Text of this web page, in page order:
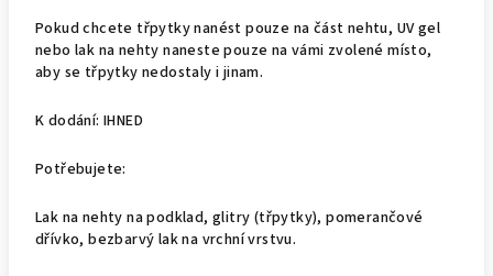
Pokud chcete třpytky nanést pouze na část nehtu, UV gel
nebo lak na nehty naneste pouze na vámi zvolené místo,
aby se třpytky nedostaly i jinam.
K dodání: IHNED
Potřebujete:
Lak na nehty na podklad, glitry (třpytky), pomerančové
dřívko, bezbarvý lak na vrchní vrstvu.